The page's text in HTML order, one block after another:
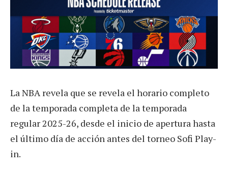
La NBA revela que se revela el horario completo
de la temporada completa de la temporada
regular 2025-26, desde el inicio de apertura hasta
el último día de acción antes del torneo Sofi Play-
in.